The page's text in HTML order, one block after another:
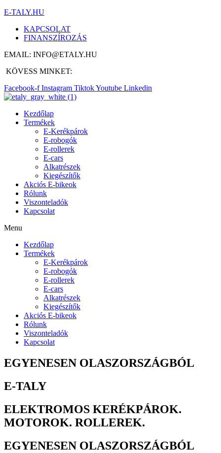
E-TALY.HU
KAPCSOLAT
FINANSZÍROZÁS
EMAIL: INFO@ETALY.HU
KÖVESS MINKET:
Facebook-f Instagram TiktokYoutube Linkedin
Kezdőlap
Termékek
E-Kerékpárok
E-robogók
E-rollerek
E-cars
Alkatrészek
Kiegészítők
Akciós E-bikeok
Rólunk
Viszonteladók
Kapcsolat
Menu
Kezdőlap
Termékek
E-Kerékpárok
E-robogók
E-rollerek
E-cars
Alkatrészek
Kiegészítők
Akciós E-bikeok
Rólunk
Viszonteladók
Kapcsolat
EGYENESEN OLASZORSZÁGBÓL
E-TALY
ELEKTROMOS KERÉKPÁROK.
MOTOROK. ROLLEREK.
EGYENESEN OLASZORSZÁGBÓL